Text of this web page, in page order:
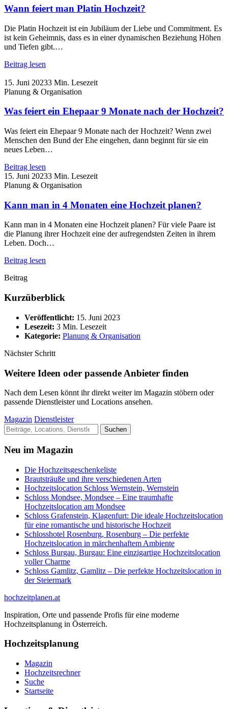
Wann feiert man Platin Hochzeit?
Die Platin Hochzeit ist ein Jubiläum der Liebe und Commitment. Es
ist kein Geheimnis, dass es in einer dynamischen Beziehung Höhen
und Tiefen gibt.…
Beitrag lesen
15. Juni 20233 Min. Lesezeit
Planung & Organisation
Was feiert ein Ehepaar 9 Monate nach der Hochzeit?
Was feiert ein Ehepaar 9 Monate nach der Hochzeit? Wenn zwei
Menschen den Bund der Ehe eingehen, dann beginnt für sie ein
neues Leben…
Beitrag lesen
15. Juni 20233 Min. Lesezeit
Planung & Organisation
Kann man in 4 Monaten eine Hochzeit planen?
Kann man in 4 Monaten eine Hochzeit planen? Für viele Paare ist
die Planung ihrer Hochzeit eine der aufregendsten Zeiten in ihrem
Leben. Doch…
Beitrag lesen
Beitrag
Kurzüberblick
Veröffentlicht: 15. Juni 2023
Lesezeit: 3 Min. Lesezeit
Kategorie: Planung & Organisation
Nächster Schritt
Weitere Ideen oder passende Anbieter finden
Nach dem Lesen könnt ihr direkt weiter im Magazin stöbern oder
passende Dienstleister und Locations ansehen.
Magazin Dienstleister
Suche
nach:
Suchen
Neu im Magazin
Die Hochzeitsgeschenkeliste
Brautsträuße und ihre verschiedenen Arten
Hochzeitslocation Schloss Wernstein, Wernstein
Schloss Mondsee, Mondsee – Eine traumhafte
Hochzeitslocation am Mondsee
Schloss Grafenstein, Klagenfurt: Die ideale Hochzeitslocation
für eine romantische und historische Hochzeit
Schlosshotel Rosenburg, Rosenburg – Die perfekte
Hochzeitslocation in märchenhaftem Ambiente
Schloss Burgau, Burgau: Eine einzigartige Hochzeitslocation
voller Charme
Schloss Gamlitz, Gamlitz – Die perfekte Hochzeitslocation in
der Steiermark
hochzeitplanen.at
Inspiration, Orte und passende Profis für eine moderne
Hochzeitsplanung in Österreich.
Hochzeitsplanung
Magazin
Hochzeitsrechner
Suche
Startseite